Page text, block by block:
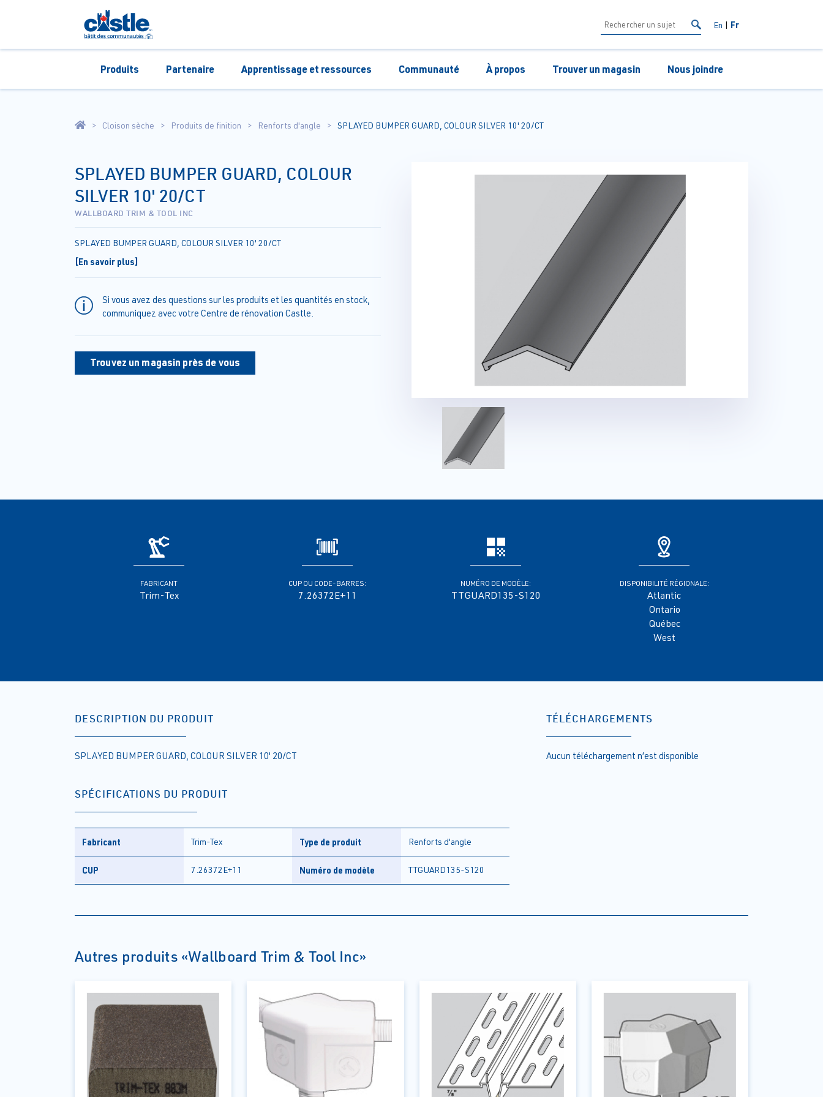
En Fr
Produits Partenaire Apprentissage et ressources Communauté À propos Trouver un magasin Nous joindre
Cloison sèche Produits de finition Renforts d'angle SPLAYED BUMPER GUARD, COLOUR SILVER 10' 20/CT
SPLAYED BUMPER GUARD, COLOUR
SILVER 10' 20/CT
WALLBOARD TRIM & TOOL INC
SPLAYED BUMPER GUARD, COLOUR SILVER 10' 20/CT
[En savoir plus]
Si vous avez des questions sur les produits et les quantités en stock,
communiquez avec votre Centre de rénovation Castle.
Trouvez un magasin près de vous
FABRICANT
Trim-Tex
CUP OU CODE-BARRES:
7.26372E+11
NUMÉRO DE MODÈLE:
TTGUARD135-S120
DISPONIBILITÉ RÉGIONALE:
Atlantic
Ontario
Québec
West
DESCRIPTION DU PRODUIT
SPLAYED BUMPER GUARD, COLOUR SILVER 10' 20/CT
SPÉCIFICATIONS DU PRODUIT
Fabricant Trim-Tex Type de produit Renforts d'angle
CUP 7.26372E+11 Numéro de modèle TTGUARD135-S120
TÉLÉCHARGEMENTS
Aucun téléchargement n’est disponible
Autres produits «Wallboard Trim & Tool Inc»